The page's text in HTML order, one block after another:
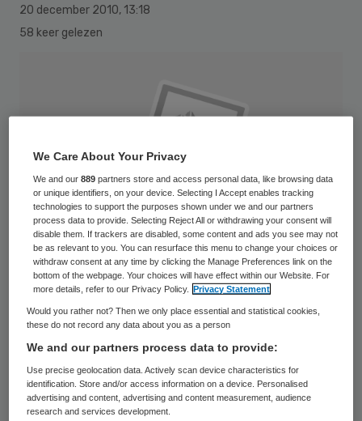
20 december 2010, 13:18
58 keer gelezen
De Limburgse thuiszorgorganisatie
Proteion Thuis krijgt op 1 januari een nieuwe
top. raad van bestuur. Voorzitter van de
raad van toezicht Leon Dorren draagt zijn
We Care About Your Privacy
We and our889 partners store and access personal data, like browsing data
or unique identifiers, on your device. Selecting I Accept enables tracking
technologies to support the purposes shown under we and our partners
process data to provide. Selecting Reject All or withdrawing your consent will
disable them. If trackers are disabled, some content and ads you see may not
be as relevant to you. You can resurface this menu to change your choices or
withdraw consent at any time by clicking the Manage Preferences link on the
bottom of the webpage. Your choices will have effect within our Website. For
more details, refer to our Privacy Policy.
Privacy Statement
Would you rather not? Then we only place essential and statistical cookies,
these do not record any data about you as a person
We and our partners process data to provide:
Use precise geolocation data. Actively scan device characteristics for
identification. Store and/or access information on a device. Personalised
advertising and content, advertising and content measurement, audience
research and services development.